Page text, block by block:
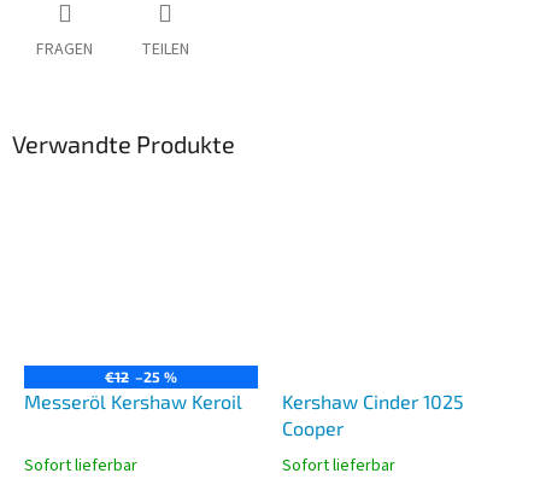
FRAGEN TEILEN
Verwandte Produkte
€12 –25 %
Messeröl Kershaw Keroil
Sofort lieferbar
Kershaw Cinder 1025
Cooper
Sofort lieferbar